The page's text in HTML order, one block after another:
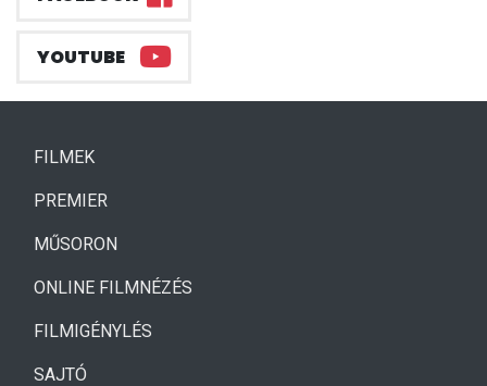
YOUTUBE
FILMEK(CURRENT)
PREMIER
MŰSORON
ONLINE FILMNÉZÉS
FILMIGÉNYLÉS
SAJTÓ